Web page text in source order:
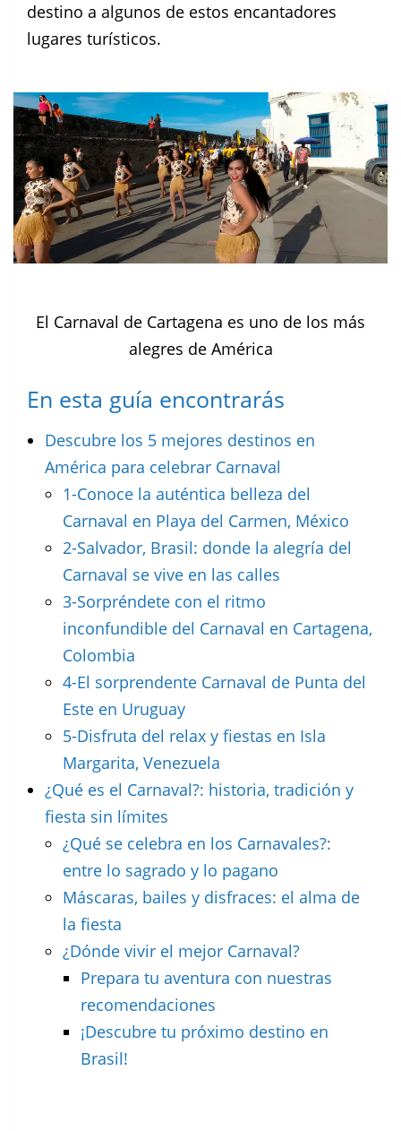
destino a algunos de estos encantadores
lugares turísticos.
El Carnaval de Cartagena es uno de los más
alegres de América
En esta guía encontrarás
Descubre los 5 mejores destinos en
América para celebrar Carnaval
1-Conoce la auténtica belleza del
Carnaval en Playa del Carmen, México
2-Salvador, Brasil: donde la alegría del
Carnaval se vive en las calles
3-Sorpréndete con el ritmo
inconfundible del Carnaval en Cartagena,
Colombia
4-El sorprendente Carnaval de Punta del
Este en Uruguay
5-Disfruta del relax y fiestas en Isla
Margarita, Venezuela
¿Qué es el Carnaval?: historia, tradición y
fiesta sin límites
¿Qué se celebra en los Carnavales?:
entre lo sagrado y lo pagano
Máscaras, bailes y disfraces: el alma de
la fiesta
¿Dónde vivir el mejor Carnaval?
Prepara tu aventura con nuestras
recomendaciones
¡Descubre tu próximo destino en
Brasil!